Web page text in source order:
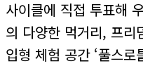
사이클에 직접 투표해
의 다양한 먹거리, 프
입형 체험 공간 ‘풀스